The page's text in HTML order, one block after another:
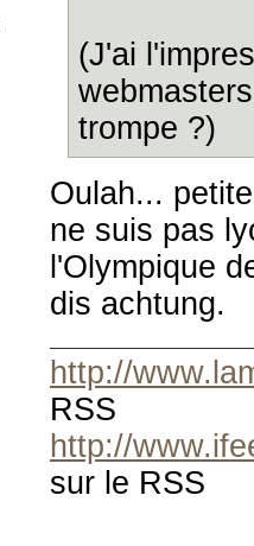
(J'ai
trompe ?)
Oulah...
ne suis pas
l'Olympique
dis achtung.
http://
RSS
http://
sur le RSS